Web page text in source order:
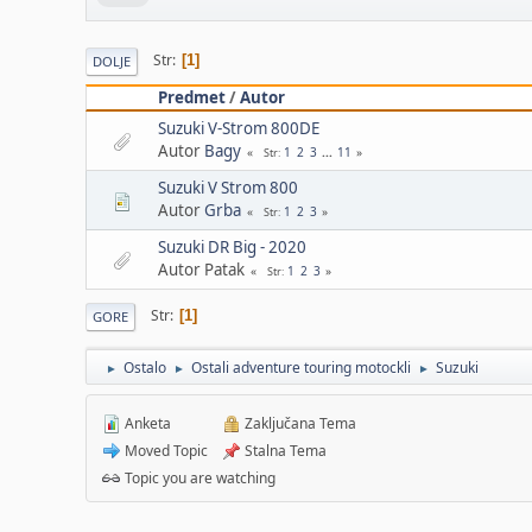
DOLJE Str 1
Predmet/Autor
Suzuki V-Strom 800DE
Autor Bagy Str 1 2 3 ... 11
Suzuki V Strom 800
AutorGrba Str 1 2 3
Suzuki DR Big - 2020
Autor Patak
Str 1 2 3
GORE Str 1
► Ostalo ► Ostali adventure touring motockli ► Suzuki
Anketa
Moved Topic
Zaključana Tema
Stalna Tema
Topic you are watching